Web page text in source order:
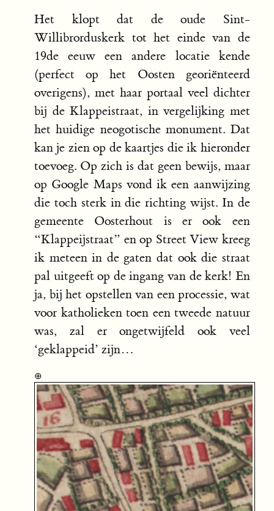
Het klopt dat de oude Sint-
Willibrorduskerk tot het einde van de
19de eeuw een andere locatie kende
(perfect op het Oosten georiënteerd
overigens), met haar portaal veel dichter
bij de Klappeistraat, in vergelijking met
het huidige neogotische monument. Dat
kan je zien op de kaartjes die ik hieronder
toevoeg. Op zich is dat geen bewijs, maar
op Google Maps vond ik een aanwijzing
die toch sterk in die richting wijst. In de
gemeente Oosterhout is er ook een
“Klappeijstraat” en op Street View kreeg
ik meteen in de gaten dat ook die straat
pal uitgeeft op de ingang van de kerk! En
ja, bij het opstellen van een processie, wat
voor katholieken toen een tweede natuur
was, zal er ongetwijfeld ook veel
‘geklappeid’ zijn…
⊕